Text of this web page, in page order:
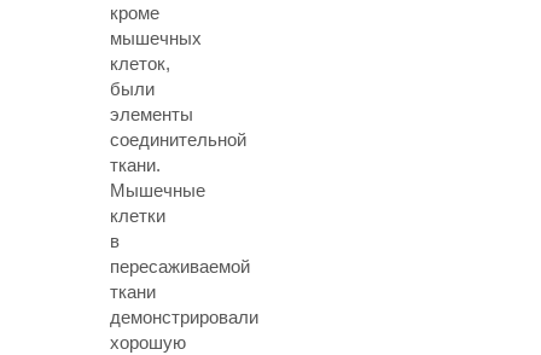
кроме
мышечных
клеток,
были
элементы
соединительной
ткани.
Мышечные
клетки
в
пересаживаемой
ткани
демонстрировали
хорошую